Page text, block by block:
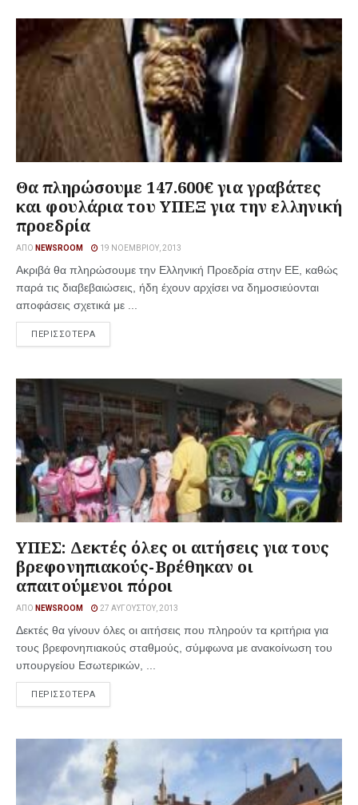
Θα πληρώσουμε 147.600€ για γραβάτες
και φουλάρια του ΥΠΕΞ για την ελληνική
προεδρία
ΑΠΌ NEWSROOM 19 ΝΟΕΜΒΡΊΟΥ, 2013
Ακριβά θα πληρώσουμε την Ελληνική Προεδρία στην ΕΕ, καθώς
παρά τις διαβεβαιώσεις, ήδη έχουν αρχίσει να δημοσιεύονται
αποφάσεις σχετικά με ...
ΠΕΡΙΣΣΟΤΕΡΑ
ΥΠΕΣ: Δεκτές όλες οι αιτήσεις για τους
βρεφονηπιακούς-Βρέθηκαν οι
απαιτούμενοι πόροι
ΑΠΌ NEWSROOM 27 ΑΥΓΟΎΣΤΟΥ, 2013
Δεκτές θα γίνουν όλες οι αιτήσεις που πληρούν τα κριτήρια για
τους βρεφονηπιακούς σταθμούς, σύμφωνα με ανακοίνωση του
υπουργείου Εσωτερικών, ...
ΠΕΡΙΣΣΟΤΕΡΑ